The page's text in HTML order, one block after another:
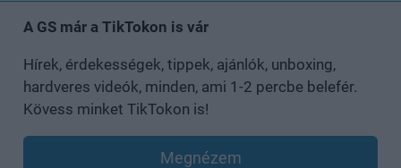
A GS már a TikTokon is vár
Hírek, érdekességek, tippek, ajánlók, unboxing,
hardveres videók, minden, ami 1-2 percbe belefér.
Kövess minket TikTokon is!
Megnézem